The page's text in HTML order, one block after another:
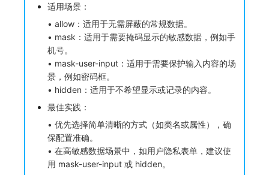
适用场景：
• allow：适用于无需屏蔽的常规数据。
• mask：适用于需要掩码显示的敏感数据，例如手
机号。
• mask-user-input：适用于需要保护输入内容的场
景，例如密码框。
• hidden：适用于不希望显示或记录的内容。
最佳实践：
• 优先选择简单清晰的方式（如类名或属性），确
保配置准确。
• 在高敏感数据场景中，如用户隐私表单，建议使
用 mask-user-input 或 hidden。